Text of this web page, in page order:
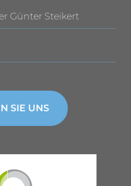
Günter Steikert
SIE UNS